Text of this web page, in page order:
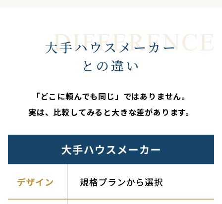
大手ハウスメーカー
との違い
「どこに頼んでも同じ」ではありません。
実は、比較してみると大きな差があります。